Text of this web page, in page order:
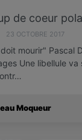
de coeur
23 OCTOBRE 2017
mourir" Pascal
Une libellule va
Moqueur